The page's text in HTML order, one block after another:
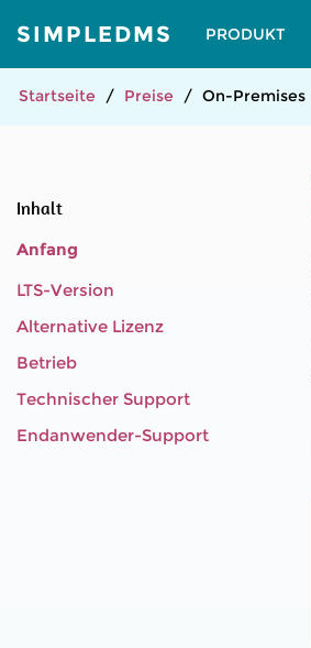
SIMPLEDMS PRODUKT
Startseite Preise On-Premises
Inhalt
Anfang
LTS-Version
Alternative Lizenz
Betrieb
Technischer Support
Endanwender-Support